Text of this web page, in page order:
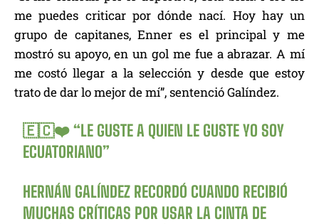
me puedes criticar por dónde nací. Hoy hay un
grupo de capitanes, Enner es el principal y me
mostró su apoyo, en un gol me fue a abrazar. A mí
me costó llegar a la selección y desde que estoy
trato de dar lo mejor de mí”, sentenció Galíndez.
🇪🇨❤️ “LE GUSTE A QUIEN LE GUSTE YO SOY
ECUATORIANO”
HERNÁN GALÍNDEZ RECORDÓ CUANDO RECIBIÓ
MUCHAS CRÍTICAS POR USAR LA CINTA DE